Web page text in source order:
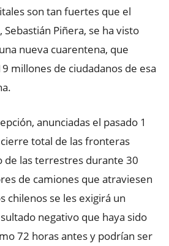
son tan fuertes que el
Piñera, se ha visto
nueva cuarentena, que
millones de ciudadanos de esa
anunciadas el pasado 1
total de las fronteras
de las terrestres durante 30
de camiones que atraviesen
chilenos se les exigirá un
negativo que haya sido
72 horas antes y podrían ser